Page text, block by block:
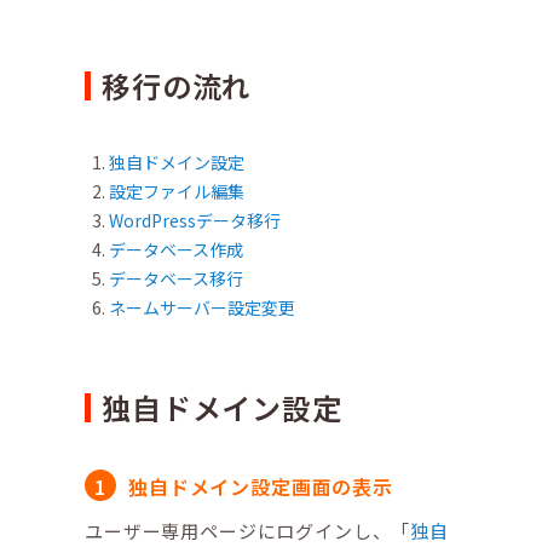
移行の流れ
独自ドメイン設定
設定ファイル編集
WordPressデータ移行
データベース作成
データベース移行
ネームサーバー設定変更
独自ドメイン設定
独自ドメイン設定画面の表示
ユーザー専用ページにログインし、「独自